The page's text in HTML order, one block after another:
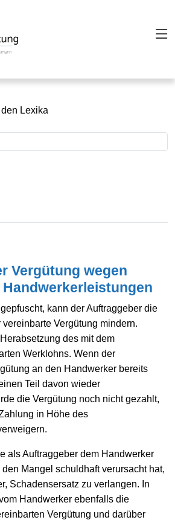
Lexika
Vergütung wegen
kann der Auftraggeber die
Vergütung mindern.
des mit dem
Werklohns. Wenn der
an den Handwerker bereits
Teil davon wieder
die Vergütung noch nicht gezahlt,
in Höhe des
als Auftraggeber dem Handwerker
Mangel schuldhaft verursacht hat,
Schadensersatz zu verlangen. In
Handwerker ebenfalls die
Vergütung und darüber